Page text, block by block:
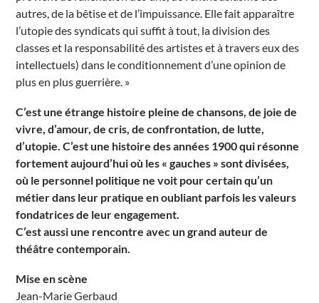
autres, de la bêtise et de l’impuissance. Elle fait apparaître
l’utopie des syndicats qui suffit à tout, la division des
classes et la responsabilité des artistes et à travers eux des
intellectuels) dans le conditionnement d’une opinion de
plus en plus guerrière. »
C’est une étrange histoire pleine de chansons, de joie de
vivre, d’amour, de cris, de confrontation, de lutte,
d’utopie. C’est une histoire des années 1900 qui résonne
fortement aujourd’hui où les « gauches » sont divisées,
où le personnel politique ne voit pour certain qu’un
métier dans leur pratique en oubliant parfois les valeurs
fondatrices de leur engagement.
C’est aussi une rencontre avec un grand auteur de
théâtre contemporain.
Mise en scène
Jean-Marie Gerbaud